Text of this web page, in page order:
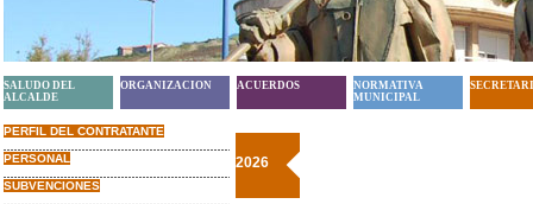
SALUDO DEL
ALCALDE
ORGANIZACION ACUERDOS
NORMATIVA
MUNICIPAL
PERFIL DEL CONTRATANTE
PERSONAL
SUBVENCIONES
2026